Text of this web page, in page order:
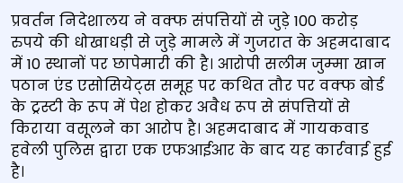
प्रवर्तन निदेशालय ने वक्फ संपत्तियों से जुड़े 100 करोड़
रुपये की धोखाधड़ी से जुड़े मामले में गुजरात के अहमदाबाद
में 10 स्थानों पर छापेमारी की है। आरोपी सलीम जुम्‍मा खान
पठान एंड एसोसियेट्स समूह पर कथित तौर पर वक्फ बोर्ड
के ट्रस्टी के रूप में पेश होकर अवैध रूप से संपत्तियों से
किराया वसूलने का आरोप है। अहमदाबाद में गायकवाड
हवेली पुलिस द्वारा एक एफआईआर के बाद यह कार्रवाई हुई
है।